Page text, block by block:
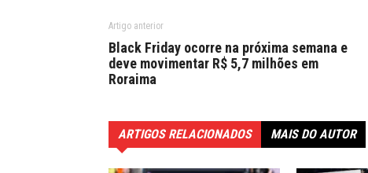
Artigo anterior
Black Friday ocorre na próxima semana e
deve movimentar R$ 5,7 milhões em
Roraima
ARTIGOS RELACIONADOS MAIS DO AUTOR